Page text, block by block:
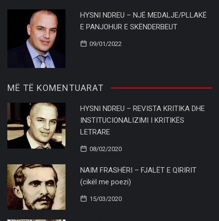
HYSNI NDREU – NJË MEDALJE/PLLAKË
E PANJOHUR E SKËNDERBEUT
09/01/2022
MË TË KOMENTUARAT
HYSNI NDREU – REVISTA KRITIKA DHE
INSTITUCIONALIZIMI I KRITIKËS
LETRARE
08/02/2020
NAIM FRASHËRI – FJALËT E QIRIRIT
(cikël me poezi)
15/03/2020